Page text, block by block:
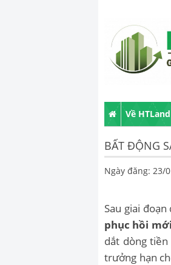
Về HTLand
BẤT ĐỘNG
Ngày đăng: 23/
Sau giai
phục hồi mới
dắt dòng
trưởng hạn